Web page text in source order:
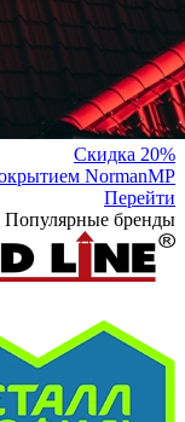
Скидка 20%
NormanMP
Перейти
Популярные бренды